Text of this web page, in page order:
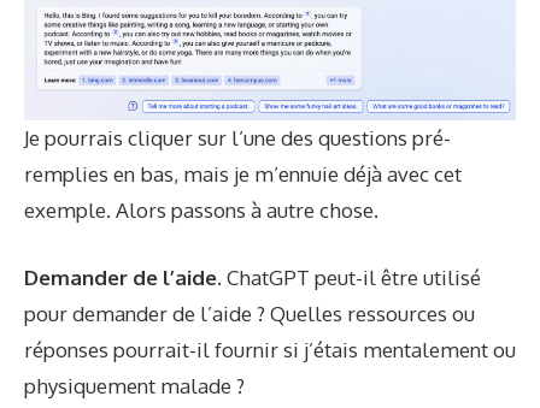
Je pourrais cliquer sur l’une des questions pré-
remplies en bas, mais je m’ennuie déjà avec cet
exemple. Alors passons à autre chose.
Demander de l’aide. ChatGPT peut-il être utilisé
pour demander de l’aide ? Quelles ressources ou
réponses pourrait-il fournir si j’étais mentalement ou
physiquement malade ?